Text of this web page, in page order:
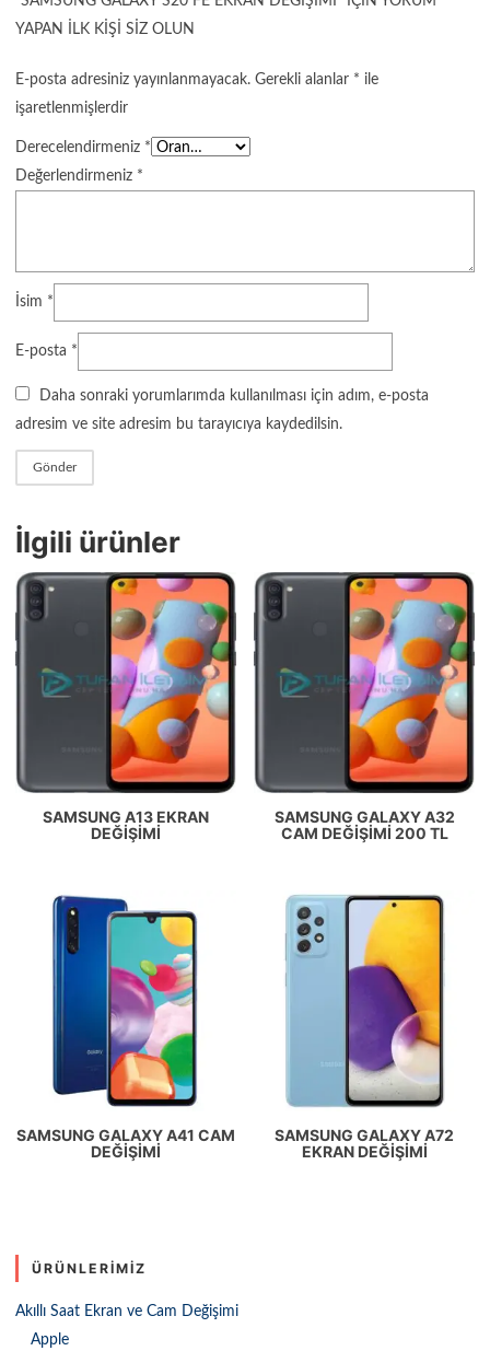
YAPAN ILK KIŞI SIZ OLUN
E-posta adresiniz yayınlanmayacak. Gerekli alanlar * ile
işaretlenmişlerdir
Derecelendirmeniz *
Değerlendirmeniz *
İsim *
E-posta *
Daha sonraki yorumlarımda kullanılması için adım, e-posta
adresim ve site adresim bu tarayıcıya kaydedilsin.
İlgili ürünler
SAMSUNG A13 EKRAN
DEĞIŞIMI
SAMSUNG GALAXY A32
CAM DEĞIŞIMI 200 TL
SAMSUNG GALAXY A41 CAM
DEĞIŞIMI
SAMSUNG GALAXY A72
EKRAN DEĞIŞIMI
ÜRÜNLERIMIZ
Akıllı Saat Ekran ve Cam Değişimi
Apple